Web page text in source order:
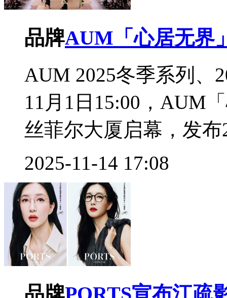
品牌AUM「心居无界
AUM 2025冬季系列、
11月1日15:00，AUM
丝菲尔大厦启幕，发布
2025-11-14 17:08